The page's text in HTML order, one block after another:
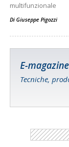
multifunzionale
Di Giuseppe Pigozzi
E-magazine
Tecniche,